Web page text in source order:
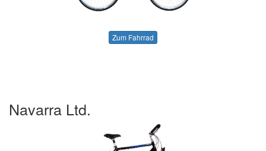
Zum Fahrrad
Navarra Ltd.